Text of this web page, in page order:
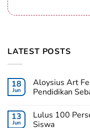
LATEST POSTS
18
Jun
Aloysius Art
Pendidikan
13
Jun
Lulus 100
Siswa